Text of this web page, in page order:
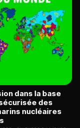
dans la base
des
nucléaires